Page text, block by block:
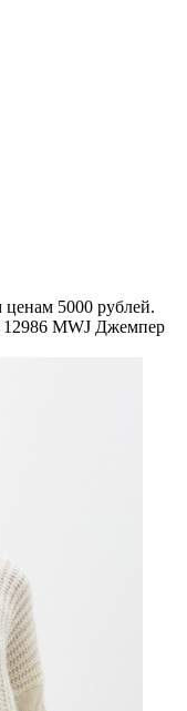
5000 рублей.
12986 MWJ Джемпер